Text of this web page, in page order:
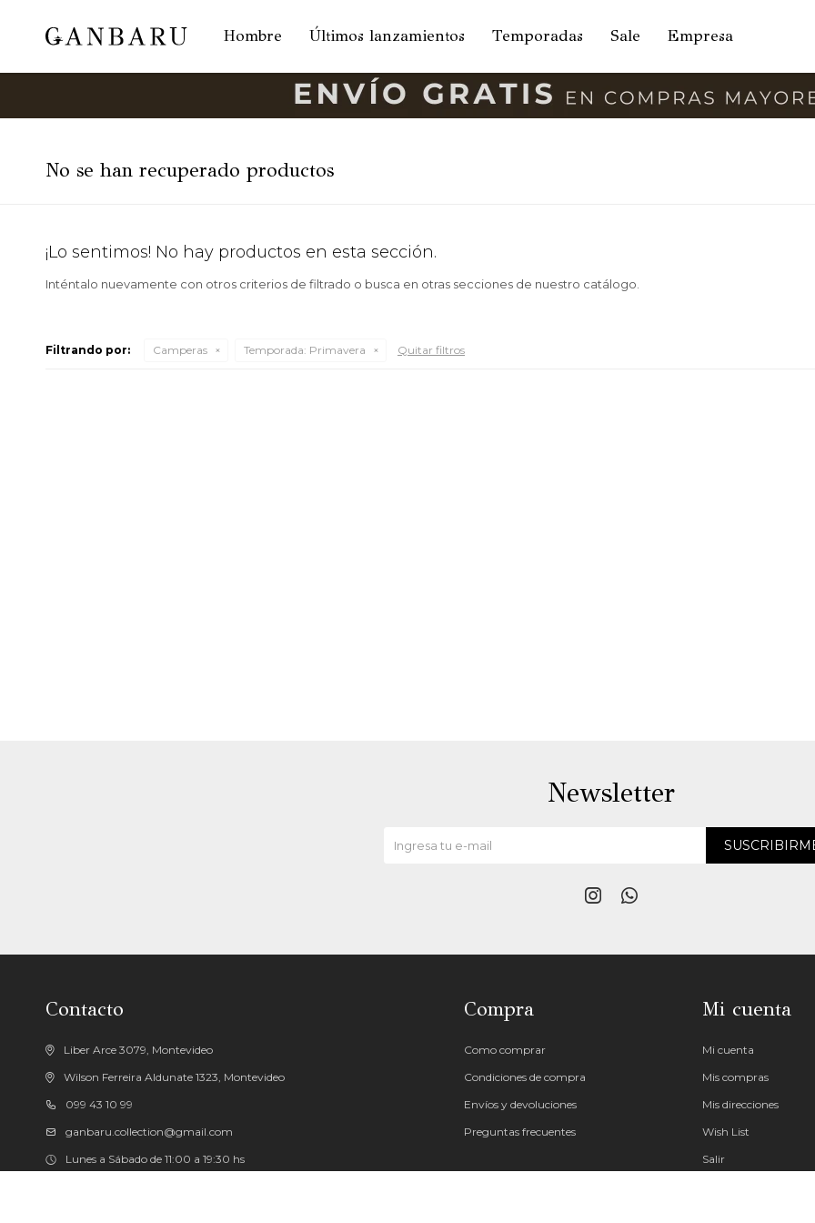
Hombre Últimos lanzamientos Temporadas Sale Empresa
No se han recuperado productos
¡Lo sentimos! No hay productos en esta sección.
Inténtalo nuevamente con otros criterios de filtrado o busca en otras secciones de nuestro catálogo.
Filtrando por: Camperas Temporada: Primavera Quitar filtros
Contacto
Liber Arce 3079, Montevideo
Wilson Ferreira Aldunate 1323, Montevideo
099 43 10 99
ganbaru.collection@gmail.com
Lunes a Sábado de 11:00 a 19:30 hs
Compra
Como comprar
Condiciones de compra
Envíos y devoluciones
Preguntas frecuentes
Mi cuenta
Mi cuenta
Mis compras
Mis direcciones
Wish List
Salir
Newsletter
 